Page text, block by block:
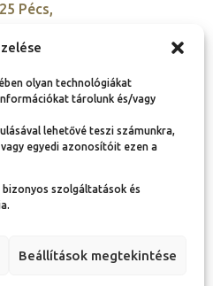
olyan technológiákat
tárolunk és/vagy
lehetővé teszi számunkra,
egyedi azonosítóit ezen a
bizonyos szolgáltatások és
Beállítások megtekintése
Pécs,